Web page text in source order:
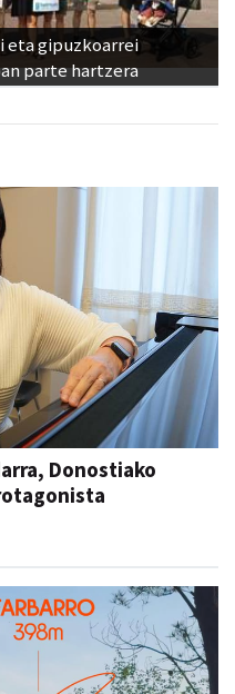
eta gipuzkoarrei
parte hartzera
Donostiako